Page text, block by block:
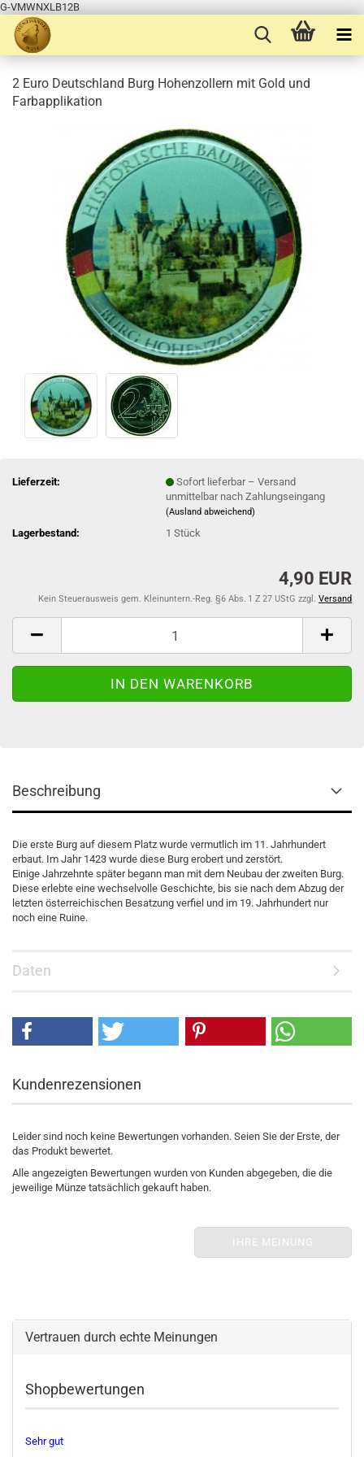
G-VMWNXLB12B
2 Euro Deutschland Burg Hohenzollern mit Gold und
Farbapplikation
Lieferzeit:
Sofort lieferbar – Versand
unmittelbar nach Zahlungseingang
(Ausland abweichend)
Lagerbestand: 1Stück
4,90 EUR
Kein Steuerausweis gem. Kleinuntern.-Reg. §6 Abs. 1 Z 27 UStG zzgl. Versand
Beschreibung
Die erste Burg auf diesem Platz wurde vermutlich im 11. Jahrhundert
erbaut. Im Jahr 1423 wurde diese Burg erobert und zerstört.
Einige Jahrzehnte später begann man mit dem Neubau der zweiten Burg.
Diese erlebte eine wechselvolle Geschichte, bis sie nach dem Abzug der
letzten österreichischen Besatzung verfiel und im 19. Jahrhundert nur
noch eine Ruine.
Daten
Kundenrezensionen
Leider sind noch keine Bewertungen vorhanden. Seien Sie der Erste, der
das Produkt bewertet.
Alle angezeigten Bewertungen wurden von Kunden abgegeben, die die
jeweilige Münze tatsächlich gekauft haben.
IHRE MEINUNG
Vertrauen durch echte Meinungen
Shopbewertungen
Sehr gut